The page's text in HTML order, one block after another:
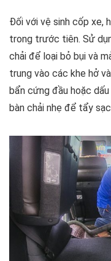
Đối với vệ sinh cốp xe,
trong trước tiên. Sử
chải để loại bỏ bụi và
trung vào các khe hở
bẩn cứng đầu hoặc
bàn chải nhẹ để tẩy